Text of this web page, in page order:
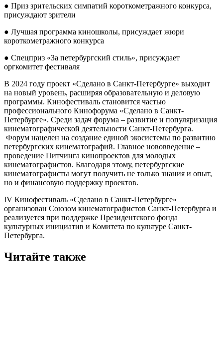
● Приз зрительских симпатий короткометражного конкурса,
присуждают зрители
● Лучшая программа киношколы, присуждает жюри
короткометражного конкурса
● Спецприз «За петербургский стиль», присуждает
оргкомитет фестиваля
В 2024 году проект «Сделано в Санкт-Петербурге» выходит
на новый уровень, расширяя образовательную и деловую
программы. Кинофестиваль становится частью
профессионального Кинофорума «Сделано в Санкт-
Петербурге». Среди задач форума – развитие и популяризация
кинематографической деятельности Санкт-Петербурга.
Форум нацелен на создание единой экосистемы по развитию
петербургских кинематографий. Главное нововведение –
проведение Питчинга кинопроектов для молодых
кинематографистов. Благодаря этому, петербургские
кинематографисты могут получить не только знания и опыт,
но и финансовую поддержку проектов.
IV Кинофестиваль «Сделано в Санкт-Петербурге»
организован Союзом кинематографистов Санкт-Петербурга и
реализуется при поддержке Президентского фонда
культурных инициатив и Комитета по культуре Санкт-
Петербурга.
Читайте также